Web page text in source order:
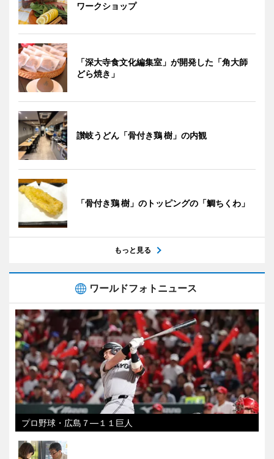
ワークショップ
「深大寺食文化編集室」が開発した「角大師
どら焼き」
讃岐うどん「骨付き鶏 樹」の内観
「骨付き鶏 樹」のトッピングの「鯛ちくわ」
もっと見る
ワールドフォトニュース
プロ野球・広島７―１１巨人